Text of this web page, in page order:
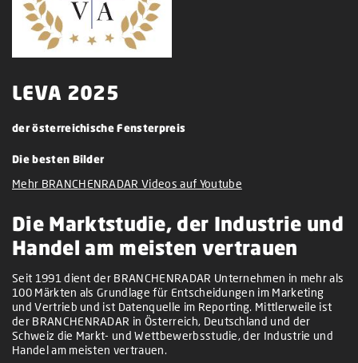
LEVA 2025
der österreichische Fensterpreis
Die besten Bilder
Mehr BRANCHENRADAR Videos auf Youtube
Die Marktstudie, der Industrie und
Handel am meisten vertrauen
Seit 1991 dient der BRANCHENRADAR Unternehmen in mehr als
100 Märkten als Grundlage für Entscheidungen im Marketing
und Vertrieb und ist Datenquelle im Reporting. Mittlerweile ist
der BRANCHENRADAR in Österreich, Deutschland und der
Schweiz die Markt- und Wettbewerbsstudie, der Industrie und
Handel am meisten vertrauen.